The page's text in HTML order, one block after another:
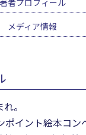
著者プロフィール
メディア情報
。
イント絵本コン